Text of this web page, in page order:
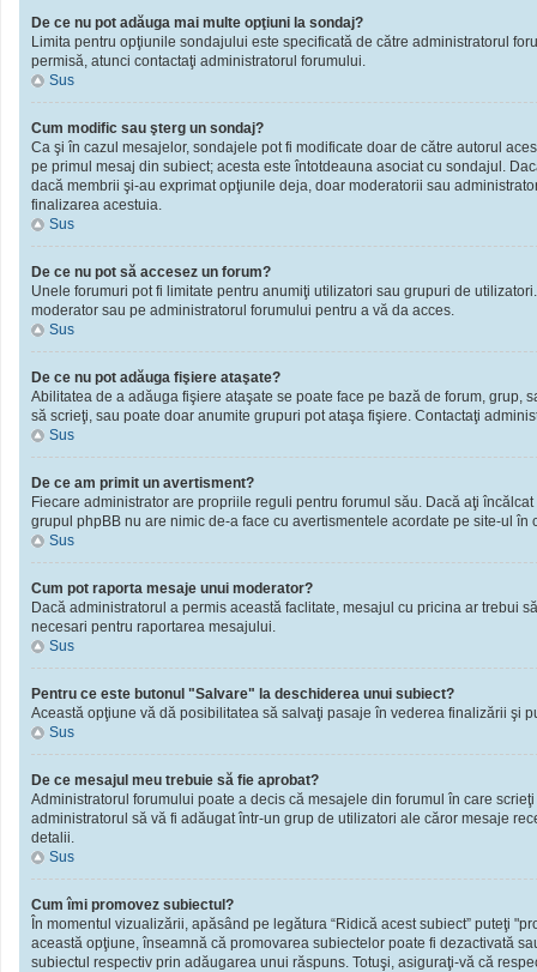
De ce nu pot adăuga mai multe opţiuni la sondaj?
Limita pentru opţiunile sondajului este specificată de către administratorul
permisă, atunci contactaţi administratorul forumului.
Sus
Cum modific sau şterg un sondaj?
Ca şi în cazul mesajelor, sondajele pot fi modificate doar de către autorul
pe primul mesaj din subiect; acesta este întotdeauna asociat cu sondajul.
dacă membrii şi-au exprimat opţiunile deja, doar moderatorii sau
finalizarea acestuia.
Sus
De ce nu pot să accesez un forum?
Unele forumuri pot fi limitate pentru anumiţi utilizatori sau grupuri de
moderator sau pe administratorul forumului pentru a vă da acces.
Sus
De ce nu pot adăuga fişiere ataşate?
Abilitatea de a adăuga fişiere ataşate se poate face pe bază de forum, grup,
să scrieţi, sau poate doar anumite grupuri pot ataşa fişiere. Contactaţi
Sus
De ce am primit un avertisment?
Fiecare administrator are propriile reguli pentru forumul său. Dacă aţi
grupul phpBB nu are nimic de-a face cu avertismentele acordate pe site-ul
Sus
Cum pot raporta mesaje unui moderator?
Dacă administratorul a permis această faclitate, mesajul cu pricina ar trebui
necesari pentru raportarea mesajului.
Sus
Pentru ce este butonul "Salvare" la deschiderea unui subiect?
Această opţiune vă dă posibilitatea să salvaţi pasaje în vederea finalizării şi
Sus
De ce mesajul meu trebuie să fie aprobat?
Administratorul forumului poate a decis că mesajele din forumul în care
administratorul să vă fi adăugat într-un grup de utilizatori ale căror mesaje
detalii.
Sus
Cum îmi promovez subiectul?
În momentul vizualizării, apăsând pe legătura “Ridică acest subiect” puteţi
această opţiune, înseamnă că promovarea subiectelor poate fi dezactivată
subiectul respectiv prin adăugarea unui răspuns. Totuşi, asiguraţi-vă că